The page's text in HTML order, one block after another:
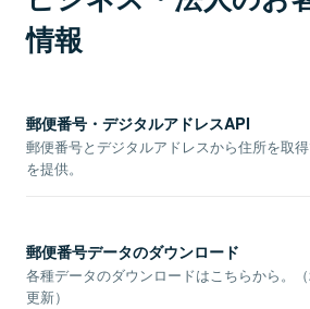
情報
郵便番号・デジタルアドレスAPI
郵便番号とデジタルアドレスから住所を取
を提供。
郵便番号データのダウンロード
各種データのダウンロードはこちらから。
更新）